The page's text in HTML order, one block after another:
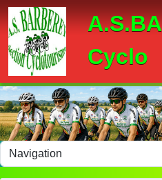
Cyclo
Panneau de gestion des cookies